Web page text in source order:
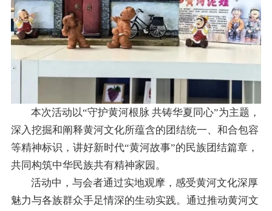
本次活动以“守护黄河根脉 共铸华夏同心”为主题，
深入挖掘和阐释黄河文化所蕴含的团结统一、和合包容
等精神标识，讲好新时代“黄河故事”的民族团结篇章，
共同构筑中华民族共有精神家园。
活动中，与会者通过实地观摩，感受黄河文化深厚
魅力与各族群众手足情深的生动实践。通过推动黄河文